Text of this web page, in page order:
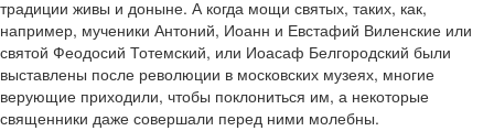
традиции живы и доныне. А когда мощи святых, таких, как,
например, мученики Антоний, Иоанн и Евстафий Виленские или
святой Феодосий Тотемский, или Иоасаф Белгородский были
выставлены после революции в московских музеях, многие
верующие приходили, чтобы поклониться им, а некоторые
священники даже совершали перед ними молебны.